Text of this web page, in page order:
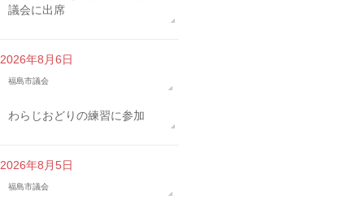
議会に出席
2026年8月6日
福島市議会
わらじおどりの練習に参加
2026年8月5日
福島市議会